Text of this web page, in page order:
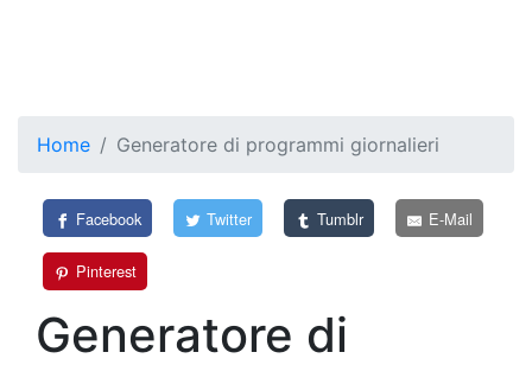
Home Generatore di programmi giornalieri
Facebook Twitter Tumblr E-Mail
Pinterest
Generatore di